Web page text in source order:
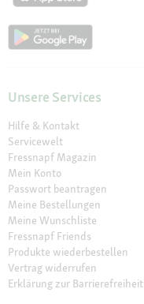
Unsere Services
Hilfe & Kontakt
Servicewelt
Fressnapf Magazin
Mein Konto
Passwort beantragen
Meine Bestellungen
Meine Wunschliste
Fressnapf Friends
Produkte wiederbestellen
Vertrag widerrufen
Erklärung zur Barrierefreiheit